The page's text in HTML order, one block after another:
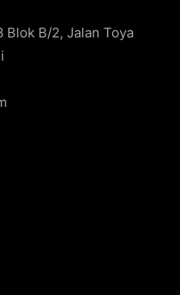
Blok B/2, Jalan Toya